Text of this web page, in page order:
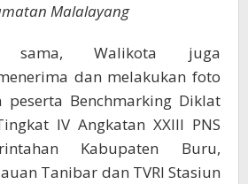
Malalayang
Walikota juga
dan melakukan foto
peserta Benchmarking Diklat
IV Angkatan XXIII PNS
Kabupaten Buru,
Tanibar dan TVRI Stasiun